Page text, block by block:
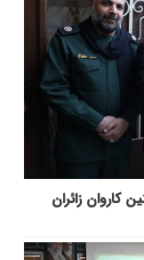
کاروان زائران